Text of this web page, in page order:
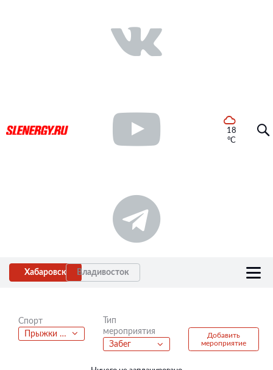
18
°C
Хабаровск Владивосток
Спорт
Прыжки на батутах
Тип
мероприятия
Забег
Добавить
мероприятие